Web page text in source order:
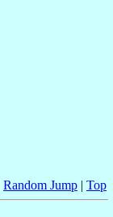
Random Jump | Top